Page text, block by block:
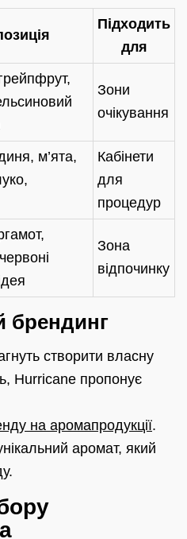
Підходить
для
Зони
очікування
м’ята,
Кабінети
для
процедур
Зона
відпочинку
брендинг
створити власну
Hurricane пропонує
на аромапродукції.
аромат, який